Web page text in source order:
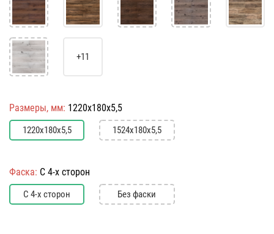
+11
Размеры, мм: 1220х180х5,5
1220х180х5,5 1524х180х5,5
Фаска: С 4-х сторон
С 4-х сторон Без фаски